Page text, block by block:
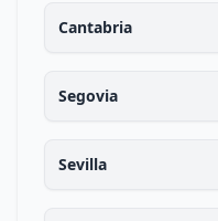
Cantabria
Segovia
Sevilla